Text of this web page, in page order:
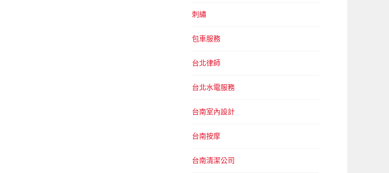
刺繡
包車服務
台北律師
台北水電服務
台南室內設計
台南按摩
台南清潔公司